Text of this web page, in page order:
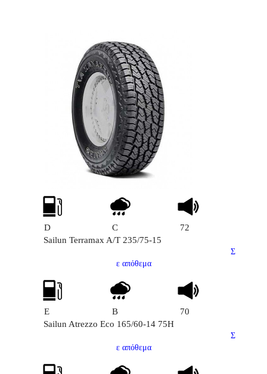
D C
72
Sailun Terramax A/T 235/75-15
Σ
ε απόθεμα
E B
70
Sailun Atrezzo Eco 165/60-14 75H
Σ
ε απόθεμα